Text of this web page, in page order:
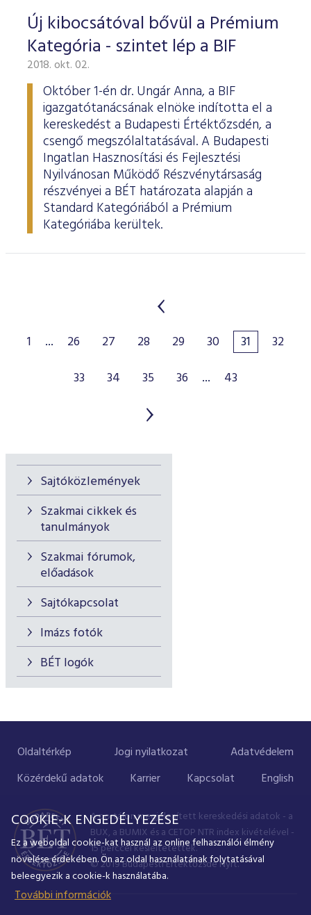
Sajtóközlemények
Szakmai cikkek és
tanulmányok
Szakmai fórumok,
előadások
Sajtókapcsolat
Imázs fotók
BÉT logók
Új kibocsátóval bővül a Prémium
Kategória - szintet lép a BIF
2018. okt. 02.
Október 1-én dr. Ungár Anna, a BIF
igazgatótanácsának elnöke indította el a
kereskedést a Budapesti Értéktőzsdén, a
csengő megszólaltatásával. A Budapesti
Ingatlan Hasznosítási és Fejlesztési
Nyilvánosan Működő Részvénytársaság
részvényei a BÉT határozata alapján a
Standard Kategóriából a Prémium
Kategóriába kerültek.
1 ... 26 27 28 29 30 31
32
33
34 35 36 ... 43
Oldaltérkép Jogi nyilatkozat
Adatvédelem
Közérdekű adatok
Karrier Kapcsolat English
A portálon megjelenített kereskedési adatok - a
BUX, a BUMIX és a CETOP NTR index kivételével -
15 perccel késleltetettek.
© 2019 Budapesti Értéktőzsde Nyrt.
COOKIE-K ENGEDÉLYEZÉSE
Ez a weboldal cookie-kat használ az online felhasználói élmény
növelése érdekében. Ön az oldal használatának folytatásával
beleegyezik a cookie-k használatába.
További információk